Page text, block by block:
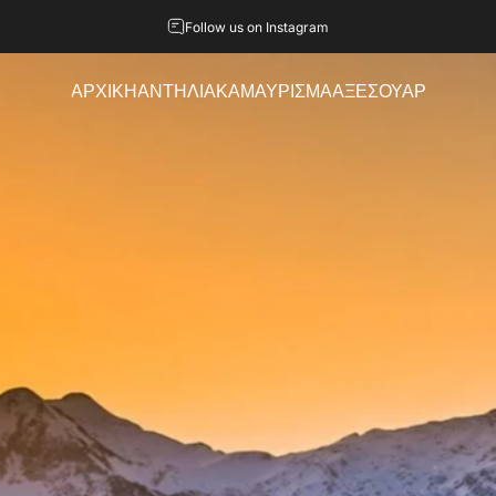
Follow us on Instagram
ΑΡΧΙΚΗΑΝΤΗΛΙΑΚΆΜΑΥΡΙΣΜΑΑΞΕΣΟΥΑΡ